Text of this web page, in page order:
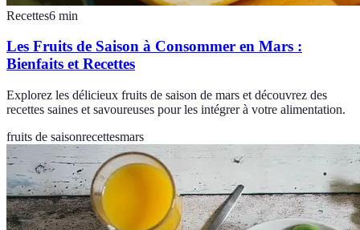
Recettes6 min
Les Fruits de Saison à Consommer en Mars :
Bienfaits et Recettes
Explorez les délicieux fruits de saison de mars et découvrez des
recettes saines et savoureuses pour les intégrer à votre alimentation.
fruits de saisonrecettesmars